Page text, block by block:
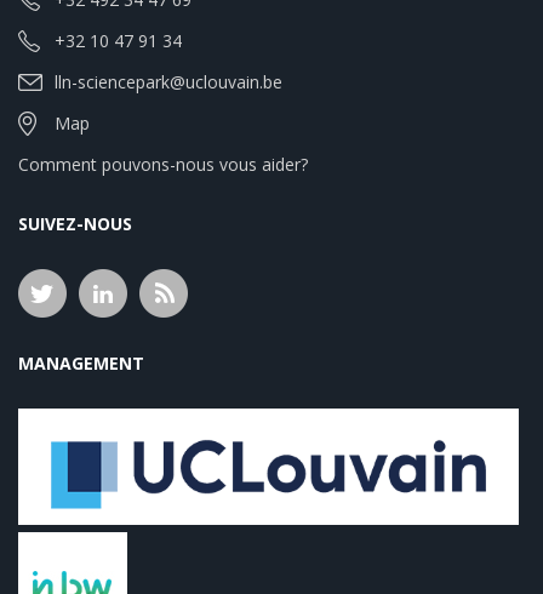
+32 10 47 91 34
lln-sciencepark@uclouvain.be
Map
Comment pouvons-nous vous aider?
SUIVEZ-NOUS
MANAGEMENT